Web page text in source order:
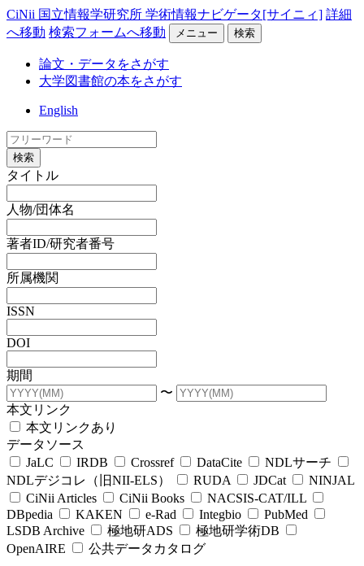
CiNii 国立情報学研究所 学術情報ナビゲータ[サイニィ] 詳細
へ移動 検索フォームへ移動 メニュー 検索
論文・データをさがす
大学図書館の本をさがす
English
検索
タイトル
人物/団体名
著者ID/研究者番号
所属機関
ISSN
DOI
期間
〜
本文リンク
本文リンクあり
データソース
JaLC
IRDB Crossref DataCite
NDLサーチ
NDLデジコレ（旧NII-ELS）
RUDA JDCat
NINJAL
CiNii Articles
CiNii Books
NACSIS-CAT/ILL
DBpedia
KAKEN e-Rad Integbio
PubMed
LSDB Archive
極地研ADS
極地研学術DB
OpenAIRE
公共データカタログ